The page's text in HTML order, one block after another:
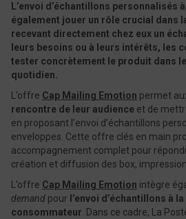
L’envoi d’échantillons personnalisés
également jouer un rôle crucial dans
recevant directement chez eux un
leurs besoins ou à leurs intérêts, les
tester concrètement le produit dans
quotidien.
L’offre Cap Mailing Emotion permet
rencontre de leur audience et de
en proposant l’envoi d’échantillons
enveloppes. Cette offre clés en main
accompagnement complet pour
création et diffusion des box,
L’offre Cap Mailing Emotion intègre
demand pour l’envoi d’échantillons à
consommateur. Dans ce cadre, La